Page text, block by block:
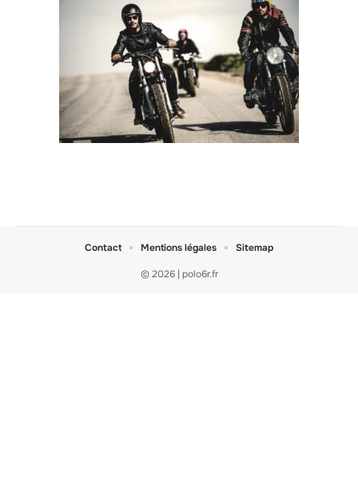
© 2026 | polo6r.fr
Contact Mentions légales Sitemap